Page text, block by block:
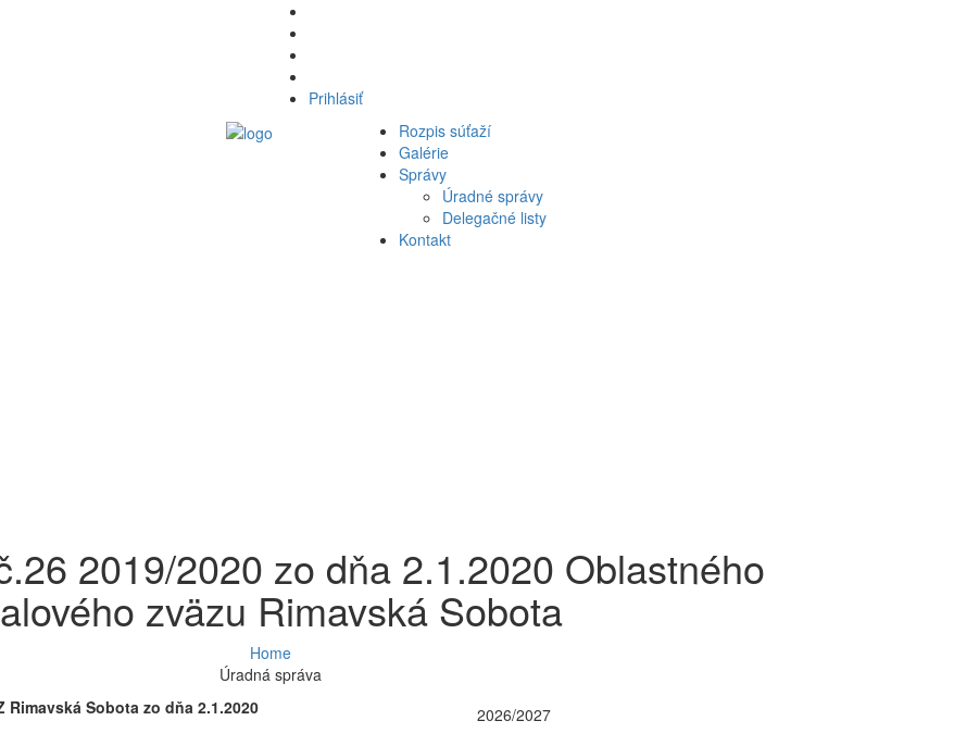
Prihlásiť
Rozpis súťaží
Galérie
Správy
Úradné správy
Delegačné listy
Kontakt
2019/2020 zo dňa 2.1.2020 Oblastného
zväzu Rimavská Sobota
Home
Úradná správa
Sobota zo dňa 2.1.2020
2026/2027